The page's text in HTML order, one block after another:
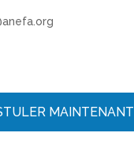
MAINTENANT